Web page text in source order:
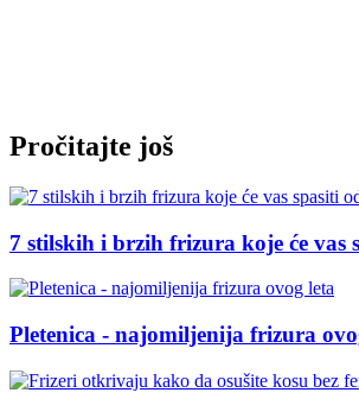
Pročitajte još
7 stilskih i brzih frizura koje će vas
Pletenica - najomiljenija frizura